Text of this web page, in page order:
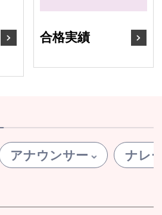
合格実績
アナウンサー ナレ